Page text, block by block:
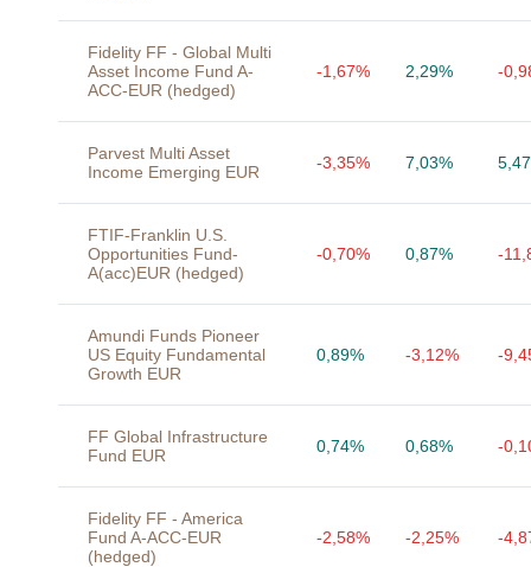
Fidelity FF - Global Multi
Asset Income Fund A-
ACC-EUR (hedged)
-1,67% 2,29% -
Parvest Multi Asset
Income Emerging EUR
-3,35% 7,03%
FTIF-Franklin U.S.
Opportunities Fund-
A(acc)EUR (hedged)
-0,70% 0,87% -
Amundi Funds Pioneer
US Equity Fundamental
Growth EUR
0,89% -3,12% -
FF Global Infrastructure
Fund EUR
0,74% 0,68% -
Fidelity FF - America
Fund A-ACC-EUR
(hedged)
-2,58% -2,25% -